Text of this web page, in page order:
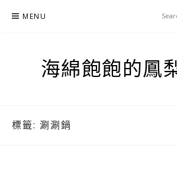
MENU
海綿飽飽的鳳
標籤: 涮涮鍋